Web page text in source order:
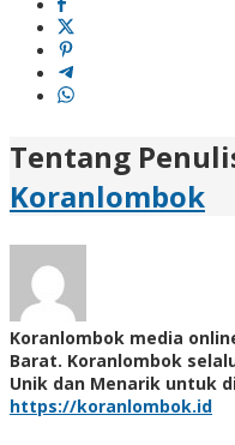
Tentang
Koranlombok
Koranlombok media
Barat. Koranlombok
Unik dan Menarik untuk
https://koranlombok.id